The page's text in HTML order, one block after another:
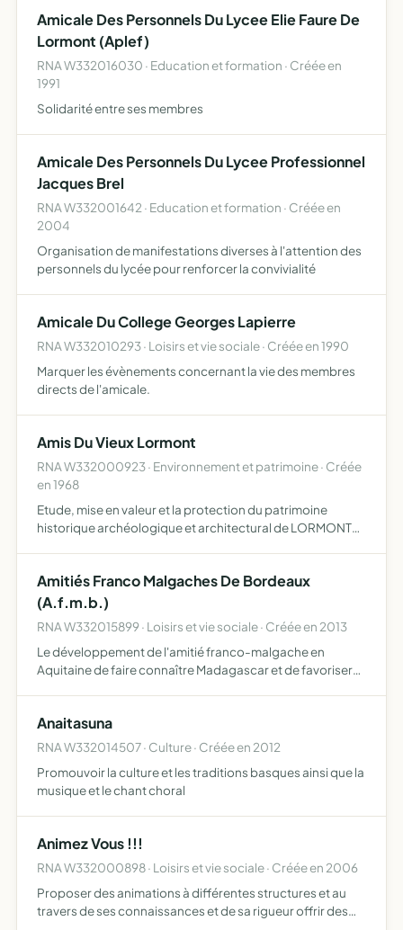
Amicale Des Personnels Du Lycee Elie Faure De
Lormont (Aplef)
RNA W332016030 · Education et formation · Créée en
1991
Solidarité entre ses membres
Amicale Des Personnels Du Lycee Professionnel
Jacques Brel
RNA W332001642 · Education et formation · Créée en
2004
Organisation de manifestations diverses à l'attention des
personnels du lycée pour renforcer la convivialité
Amicale Du College Georges Lapierre
RNA W332010293 · Loisirs et vie sociale · Créée en 1990
Marquer les évènements concernant la vie des membres
directs de l'amicale.
Amis Du Vieux Lormont
RNA W332000923 · Environnement et patrimoine · Créée
en 1968
Etude, mise en valeur et la protection du patrimoine
historique archéologique et architectural de LORMONT
Amitiés Franco Malgaches De Bordeaux
(A.f.m.b.)
RNA W332015899 · Loisirs et vie sociale · Créée en 2013
Le développement de l'amitié franco-malgache en
Aquitaine de faire connaître Madagascar et de favoriser
Anaitasuna
RNA W332014507 · Culture · Créée en 2012
Promouvoir la culture et les traditions basques ainsi que la
musique et le chant choral
Animez Vous !!!
RNA W332000898 · Loisirs et vie sociale · Créée en 2006
Proposer des animations à différentes structures et au
travers de ses connaissances et de sa rigueur offrir des